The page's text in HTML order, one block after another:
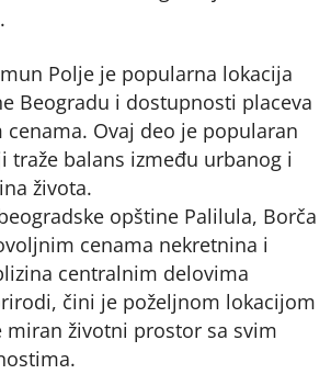
Polje je popularna lokacija
Beogradu i dostupnosti placeva
Ovaj deo je popularan
traže balans između urbanog i
života.
opštine Palilula, Borča
cenama nekretnina i
centralnim delovima
čini je poželjnom lokacijom
miran životni prostor sa svim